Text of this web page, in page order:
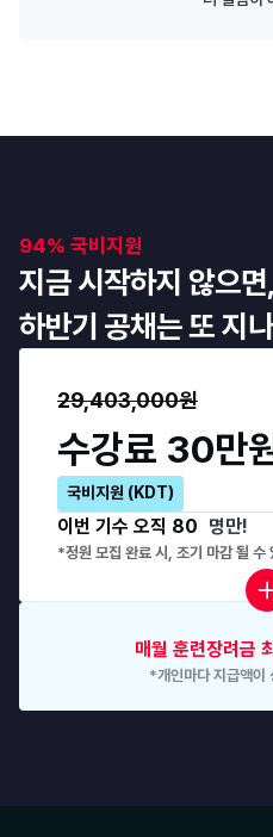
94% 국비지원
지금 시작하지 않으면,
하반기 공채는 또 지
29,403,000원
수강료 30만
국비지원 (KDT)
이번 기수 오직 80 명만!
*정원 모집 완료 시, 조기 마감 될 수
매월 훈련장려금
*개인마다 지급액이